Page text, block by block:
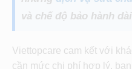
và chế độ bảo hành
Viettopcare cam kết với
cần mức chi phí hợp lý,